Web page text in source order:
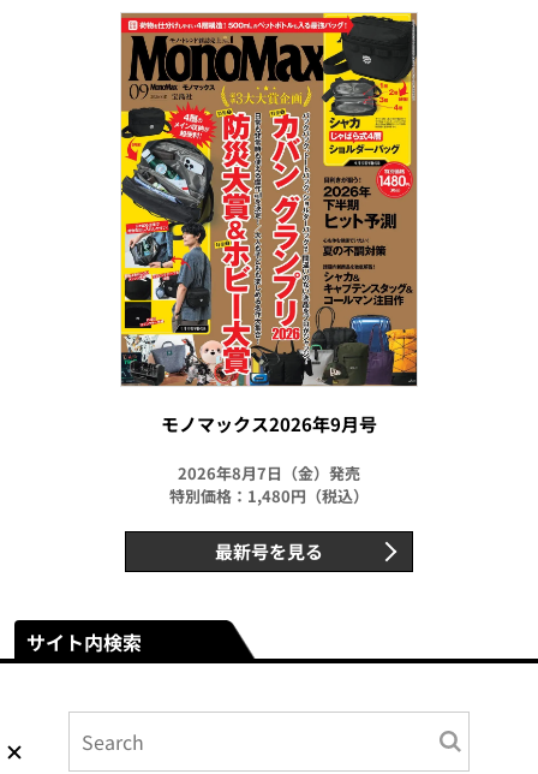
モノマックス2026年9月号
2026年8月7日（金）発売
特別価格：1,480円（税込）
最新号を見る
サイト内検索